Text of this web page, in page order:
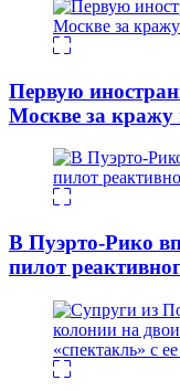
Первую
Москве за
В Пуэрто-Рико
пилот